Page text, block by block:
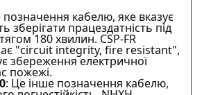
позначення кабелю, яке вказує
зберігати працездатність під
180 хвилин. CSP-FR
"circuit integrity, fire resistant",
збереження електричної
пожежі.
: Це інше позначення кабелю,